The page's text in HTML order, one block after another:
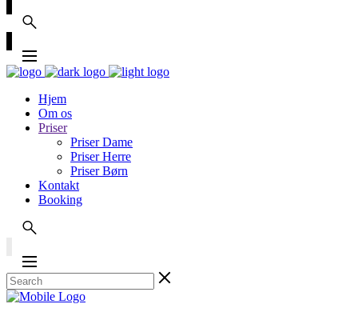
Hjem
Om os
Priser
Priser Dame
Priser Herre
Priser Børn
Kontakt
Booking